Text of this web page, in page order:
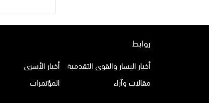
روابط
أخبار اليسار والقوى التقدمية أخبار الأسرى
مقالات وآراء
المؤتمرات